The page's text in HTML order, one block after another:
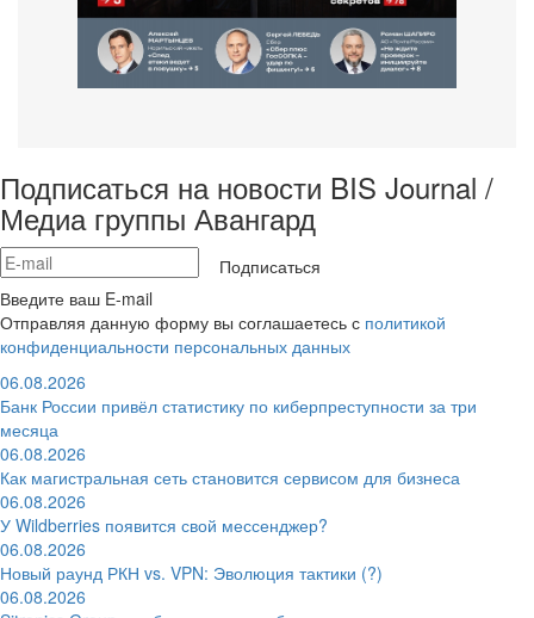
Подписаться на новости BIS Journal /
Медиа группы Авангард
Подписаться
Введите ваш E-mail
Отправляя данную форму вы соглашаетесь с политикой
конфиденциальности персональных данных
06.08.2026
Банк России привёл статистику по киберпреступности за три
месяца
06.08.2026
Как магистральная сеть становится сервисом для бизнеса
06.08.2026
У Wildberries появится свой мессенджер?
06.08.2026
Новый раунд РКН vs. VPN: Эволюция тактики (?)
06.08.2026